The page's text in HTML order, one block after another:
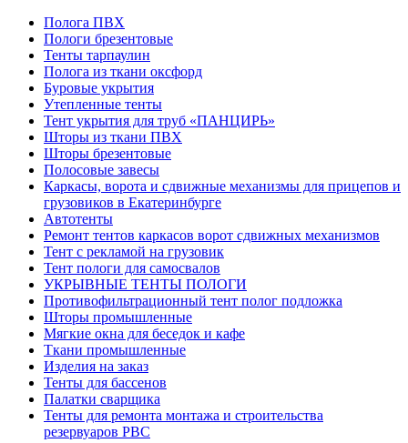
Полога ПВХ
Пологи брезентовые
Тенты тарпаулин
Полога из ткани оксфорд
Буровые укрытия
Утепленные тенты
Тент укрытия для труб «ПАНЦИРЬ»
Шторы из ткани ПВХ
Шторы брезентовые
Полосовые завесы
Каркасы, ворота и сдвижные механизмы для прицепов и
грузовиков в Екатеринбурге
Автотенты
Ремонт тентов каркасов ворот сдвижных механизмов
Тент с рекламой на грузовик
Тент пологи для самосвалов
УКРЫВНЫЕ ТЕНТЫ ПОЛОГИ
Противофильтрационный тент полог подложка
Шторы промышленные
Мягкие окна для беседок и кафе
Ткани промышленные
Изделия на заказ
Тенты для бассенов
Палатки сварщика
Тенты для ремонта монтажа и строительства
резервуаров РВС